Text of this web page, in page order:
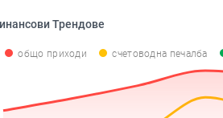
Трендове
общо приходи счетоводна печалба